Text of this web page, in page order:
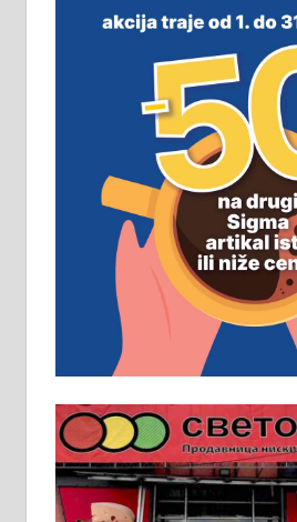
м2 са плацем од 8 ари
виру у
замена. 064/21-63-584
ПОСЛОВНИ
Рудник и флотација
д.о.о. Рудник
помоћника рудара.
Основна школа,
искуство на истим и
пословима, али не и
услов. Обезбеђен
превоз, исхрана. 032/
локал 22
Пружам услуге
у грађевини,
молерских радова. 061/